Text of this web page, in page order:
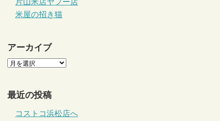
米屋の招き猫
アーカイブ
最近の投稿
コストコ浜松店へ